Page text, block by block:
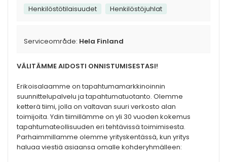
VÄLITÄMME AIDOSTI ONNISTUMISESTASI!
Erikoisalaamme on tapahtumamarkkinoinnin
suunnittelupalvelu ja tapahtumatuotanto. Olemme
ketterä tiimi, jolla on valtavan suuri verkosto alan
toimijoita. Ydin tiimillämme on yli 30 vuoden kokemus
tapahtumateollisuuden eri tehtävissä toimimisesta.
Parhaimmillamme olemme yrityskentässä, kun yritys
haluaa viestiä asiaansa omalle kohderyhmälleen:
Henkilöstötilaisuudet
Henkilöstöjuhlat
Serviceområde: Hela Finland